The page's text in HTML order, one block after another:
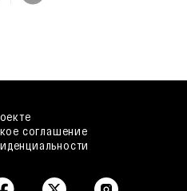
соглашение